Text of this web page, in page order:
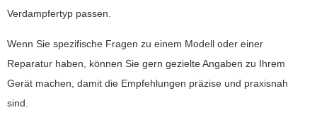
Verdampfertyp passen.
Wenn Sie spezifische Fragen zu einem Modell oder einer
Reparatur haben, können Sie gern gezielte Angaben zu Ihrem
Gerät machen, damit die Empfehlungen präzise und praxisnah
sind.